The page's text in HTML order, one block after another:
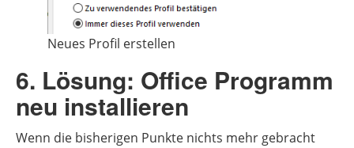
Neues Profil erstellen
6. Lösung: Office Programm
neu installieren
Wenn die bisherigen Punkte nichts mehr gebracht